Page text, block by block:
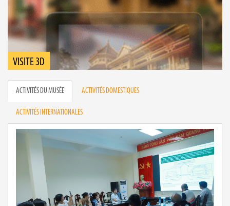
VISITE 3D
ACTIVITÉS DU MUSÉE ACTIVITÉS DOMESTIQUES
ACTIVITÉS INTERNATIONALES